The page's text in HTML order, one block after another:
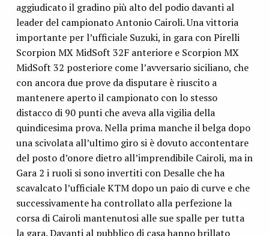
aggiudicato il gradino più alto del podio davanti al
leader del campionato Antonio Cairoli. Una vittoria
importante per l’ufficiale Suzuki, in gara con Pirelli
Scorpion MX MidSoft 32F anteriore e Scorpion MX
MidSoft 32 posteriore come l’avversario siciliano, che
con ancora due prove da disputare è riuscito a
mantenere aperto il campionato con lo stesso
distacco di 90 punti che aveva alla vigilia della
quindicesima prova. Nella prima manche il belga dopo
una scivolata all’ultimo giro si è dovuto accontentare
del posto d’onore dietro all’imprendibile Cairoli, ma in
Gara 2 i ruoli si sono invertiti con Desalle che ha
scavalcato l’ufficiale KTM dopo un paio di curve e che
successivamente ha controllato alla perfezione la
corsa di Cairoli mantenutosi alle sue spalle per tutta
la gara. Davanti al pubblico di casa hanno brillato